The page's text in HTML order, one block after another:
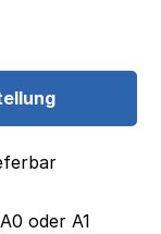
oder A1